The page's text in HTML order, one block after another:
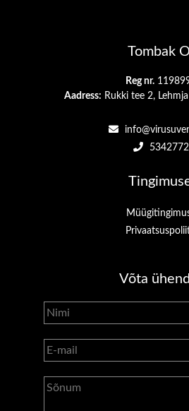
Tombak
Reg nr.
Aadress: Rukki tee 2,
Võta